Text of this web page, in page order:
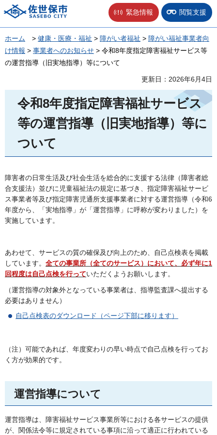
佐世保市 緊急情報 閲覧支援
ホーム > 健康・医療・福祉 > 障がい者福祉 > 障がい福祉事業者向
け情報 > 事業者へのお知らせ > 令和8年度指定障害福祉サービス等
の運営指導（旧実地指導）等について
更新日：2026年6月4日
令和8年度指定障害福祉サービス
等の運営指導（旧実地指導）等に
ついて
障害者の日常生活及び社会生活を総合的に支援する法律（障害者総
合支援法）並びに児童福祉法の規定に基づき、指定障害福祉サービ
ス事業者等及び指定障害児通所支援事業者に対する運営指導（令和6
年度から、「実地指導」が「運営指導」に呼称が変わりました）を
実施しています。
あわせて、サービスの質の確保及び向上のため、自己点検表を掲載
しています。 全ての事業所（全てのサービス）において、必ず年に1
回程度は自己点検を行っていただくようお願いします。
（運営指導の対象外となっている事業者は、指導監査課へ提出する
必要はありません）
自己点検表のダウンロード（ページ下部に移ります）
（注）可能であれば、年度変わりの早い時点で自己点検を行ってお
く方が効果的です。
運営指導について
運営指導は、障害福祉サービス事業所等における各サービスの提供
が、関係法令等に規定されている事項に沿って適正に行われている